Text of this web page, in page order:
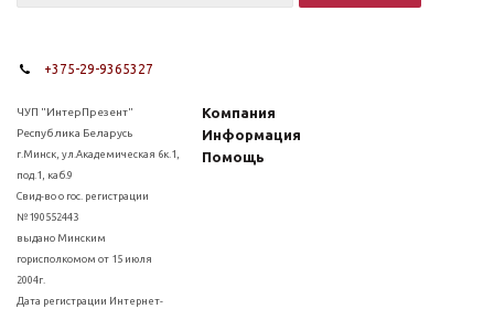
+375-29-9365327
ЧУП "ИнтерПрезент"
Республика Беларусь
г.Минск, ул.Академическая 6к.1,
под.1, каб.9
Свид-во о гос. регистрации
№190552443
выдано Минским
горисполкомом от 15 июля
2004г.
Дата регистрации Интернет-
Компания
Информация
Помощь